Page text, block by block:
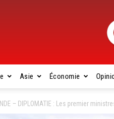
Asie Économie
– DIPLOMATIE : Les premier